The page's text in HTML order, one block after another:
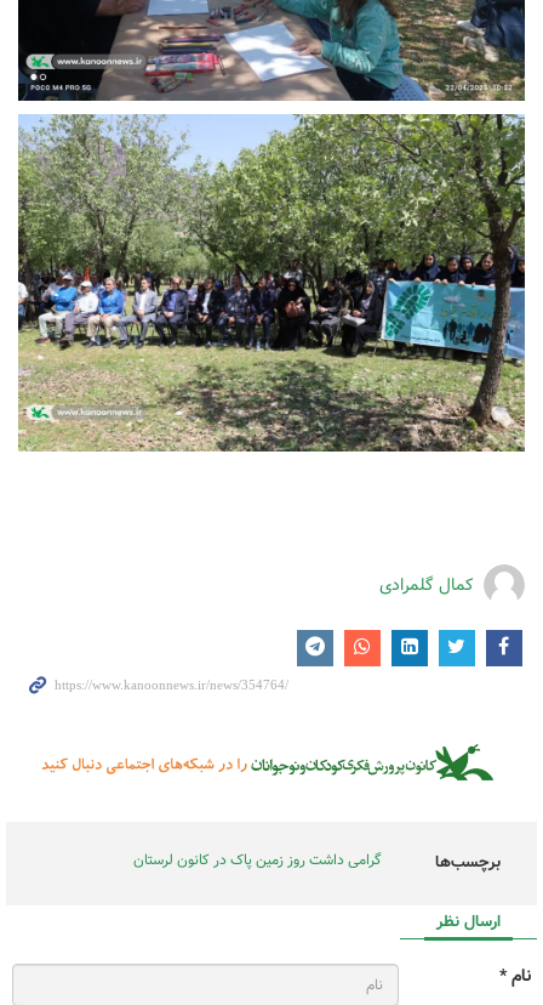
کمال گلمرادی
برچسب‌ها گرامی داشت روز زمین پاک در کانون لرستان
ارسال نظر
نام *